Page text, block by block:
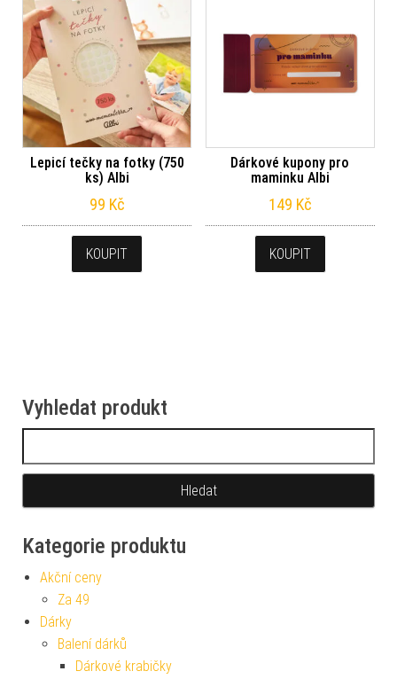
Lepicí tečky na fotky (750
ks) Albi
99 Kč
KOUPIT
Dárkové kupony pro
maminku Albi
149 Kč
KOUPIT
Vyhledat produkt
Kategorie produktu
Akční ceny
Za 49
Dárky
Balení dárků
Dárkové krabičky